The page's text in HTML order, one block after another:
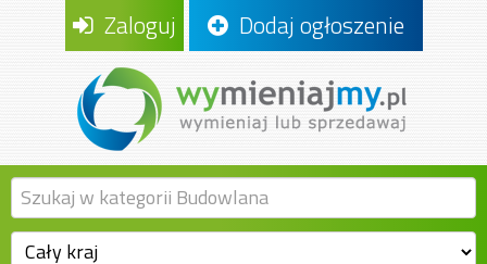
Zaloguj Dodaj ogłoszenie